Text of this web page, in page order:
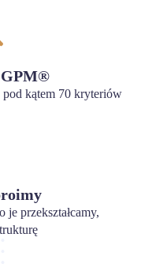
GPM®
pod kątem 70 kryteriów
je przekształcamy,